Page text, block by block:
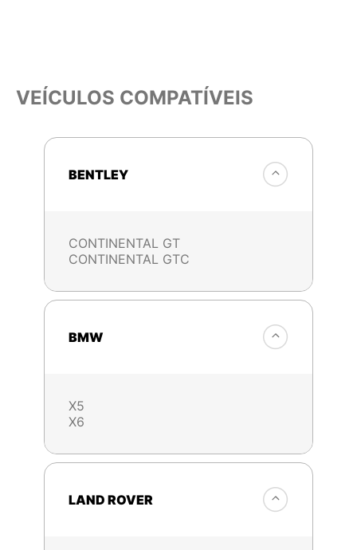
VEÍCULOS COMPATÍVEIS
BENTLEY
CONTINENTAL GT
CONTINENTAL GTC
BMW
X5
X6
LAND ROVER